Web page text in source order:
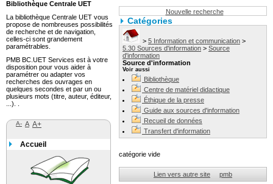
Nouvelle recherche
Catégories
> 5 Information et communication >
5.30 Sources d'information > Source
d'information
Source d'information
Voir aussi
Bibliothèque
Centre de matériel didactique
Éthique de la presse
Guide aux sources d'information
Recueil de données
Transfert d'information
catégorie vide
Lien vers autre site pmb
Bibliothèque Centrale UET
La bibliothèque Centrale UET vous
propose de nombreuses possibilités
de recherche et de navigation,
celles-ci sont grandement
paramétrables.
PMB BC.UET Services est à votre
disposition pour vous aider à
paramétrer ou adapter vos
recherches des ouvrages en
quelques secondes et par un ou
plusieurs mots (titre, auteur, éditeur,
...). .
A- A A+
Accueil